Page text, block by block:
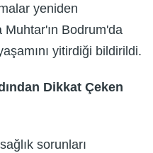
yeniden
Muhtar'ın Bodrum'da
yitirdiği bildirildi.
Dikkat Çeken
sorunları